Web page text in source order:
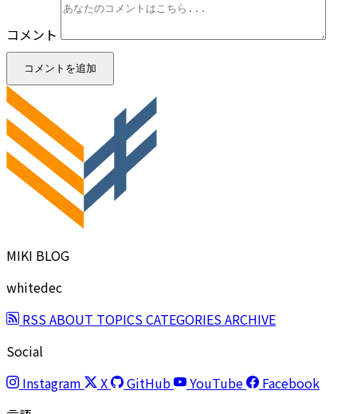
コメント
コメントを追加
MIKI BLOG
whitedec
RSSABOUT TOPICSCATEGORIESARCHIVE
Social
Instagram
X GitHub YouTube
Facebook